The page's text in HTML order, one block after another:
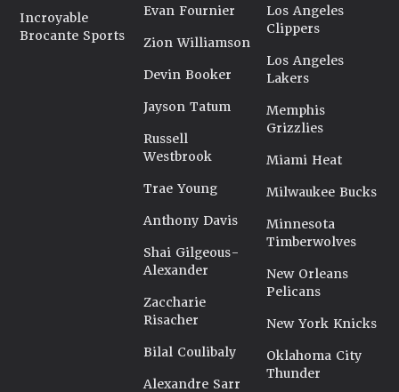
Incroyable
Brocante Sports
Evan Fournier
Zion Williamson
Devin Booker
Jayson Tatum
Russell
Westbrook
Trae Young
Anthony Davis
Shai Gilgeous-
Alexander
Zaccharie
Risacher
Bilal Coulibaly
Alexandre Sarr
Los Angeles
Clippers
Los Angeles
Lakers
Memphis
Grizzlies
Miami Heat
Milwaukee Bucks
Minnesota
Timberwolves
New Orleans
Pelicans
New York Knicks
Oklahoma City
Thunder